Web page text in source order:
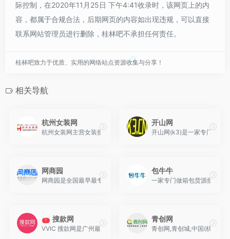
际控制，在2020年11月25日 下午4:41收录时，该网页上的内
容，都属于合规合法，后期网页的内容如出现违规，可以直接
联系网站管理员进行删除，桂林吧不承担任何责任。
桂林吧致力于优质、实用的网络站点资源收集与分享！
相关导航
杭州女装网
杭州女装网主营女装批发代理货源一件代发为主，汇聚杭州四季青
开山网
开山网(k3)是一家专门做女
网商园
网商园是全国最早最专业的服装服饰类货源分销平台
包牛牛
一家专门做箱包货源批发的
T 搜款网
VVIC 搜款网是广州最大的网批平台，覆盖广州沙河，十三行，白马
青创网
青创网,青创城,中国(杭州)第